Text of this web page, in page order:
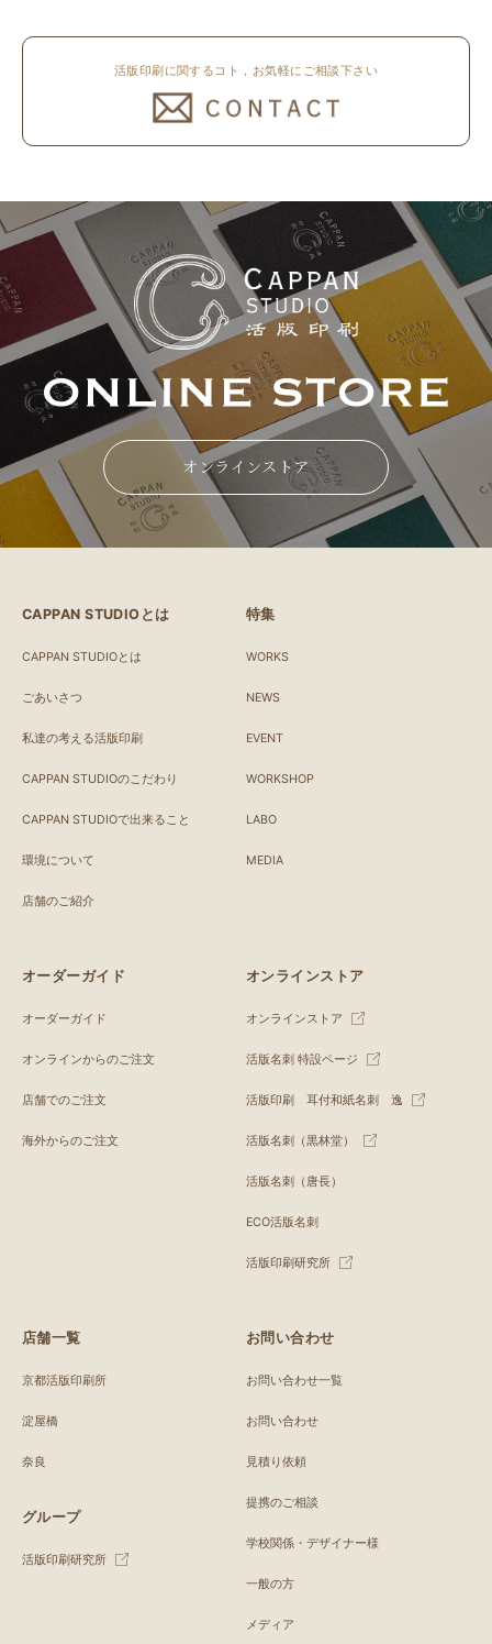
活版印刷に関するコト，お気軽にご相談下さい
オンラインストア
CAPPAN STUDIOとは
CAPPAN STUDIOとは
ごあいさつ
私達の考える活版印刷
CAPPAN STUDIOのこだわり
CAPPAN STUDIOで出来ること
環境について
店舗のご紹介
特集
WORKS
NEWS
EVENT
WORKSHOP
LABO
MEDIA
オーダーガイド
オーダーガイド
オンラインからのご注文
店舗でのご注文
海外からのご注文
オンラインストア
オンラインストア
活版名刺 特設ページ
活版印刷 耳付和紙名刺 逸
活版名刺（黒林堂）
活版名刺（唐長）
ECO活版名刺
活版印刷研究所
店舗一覧
京都活版印刷所
淀屋橋
奈良
グループ
活版印刷研究所
お問い合わせ
お問い合わせ一覧
お問い合わせ
見積り依頼
提携のご相談
学校関係・デザイナー様
一般の方
メディア